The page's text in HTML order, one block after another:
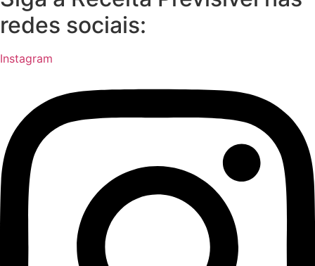
redes sociais:
Instagram